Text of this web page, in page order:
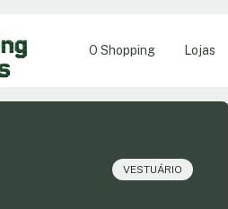
O Shopping Lojas
VESTUÁRIO